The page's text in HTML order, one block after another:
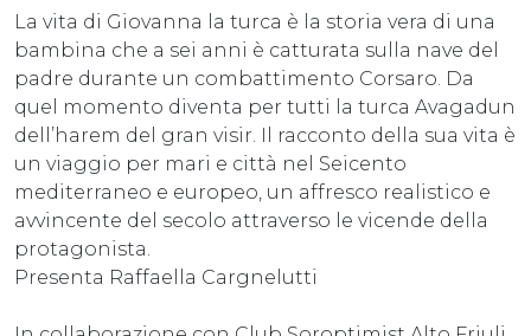
La vita di Giovanna la turca è la storia vera di una
bambina che a sei anni è catturata sulla nave del
padre durante un combattimento Corsaro. Da
quel momento diventa per tutti la turca Avagadun
dell’harem del gran visir. Il racconto della sua vita è
un viaggio per mari e città nel Seicento
mediterraneo e europeo, un affresco realistico e
avvincente del secolo attraverso le vicende della
protagonista.
Presenta Raffaella Cargnelutti